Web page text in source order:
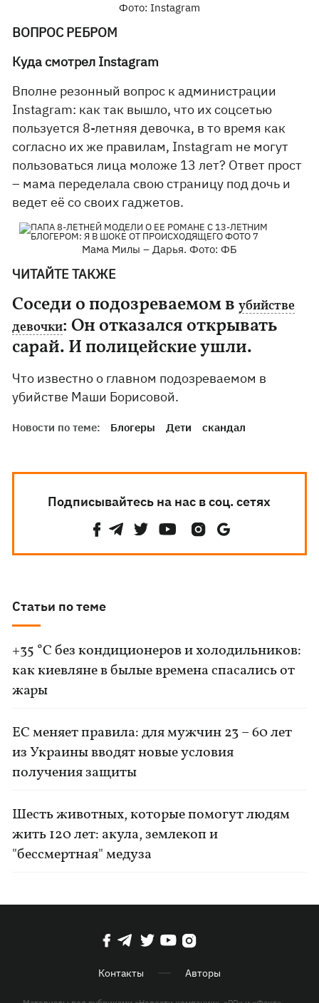
Фото: Instagram
ВОПРОС РЕБРОМ
Куда смотрел Instagram
Вполне резонный вопрос к администрации
Instagram: как так вышло, что их соцсетью
пользуется 8-летняя девочка, в то время как
согласно их же правилам, Instagram не могут
пользоваться лица моложе 13 лет? Ответ прост
– мама переделала свою страницу под дочь и
ведет её со своих гаджетов.
Мама Милы – Дарья. Фото: ФБ
ЧИТАЙТЕ ТАКЖЕ
Соседи о подозреваемом вубийстве
девочки: Он отказался открывать
сарай. И полицейские ушли.
Что известно о главном подозреваемом в
убийстве Маши Борисовой.
Новости по теме: Блогеры Дети скандал
Подписывайтесь на нас в соц. сетях
Статьи по теме
+35 °C без кондиционеров и холодильников:
как киевляне в былые времена спасались от
жары
ЕС меняет правила: для мужчин 23 – 60 лет
из Украины вводят новые условия
получения защиты
Шесть животных, которые помогут людям
жить 120 лет: акула, землекоп и
"бессмертная" медуза
Контакты Авторы